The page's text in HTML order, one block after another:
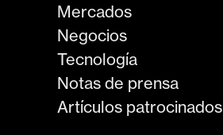
Mercados
Negocios
Tecnología
Notas de prensa
Artículos patrocinados